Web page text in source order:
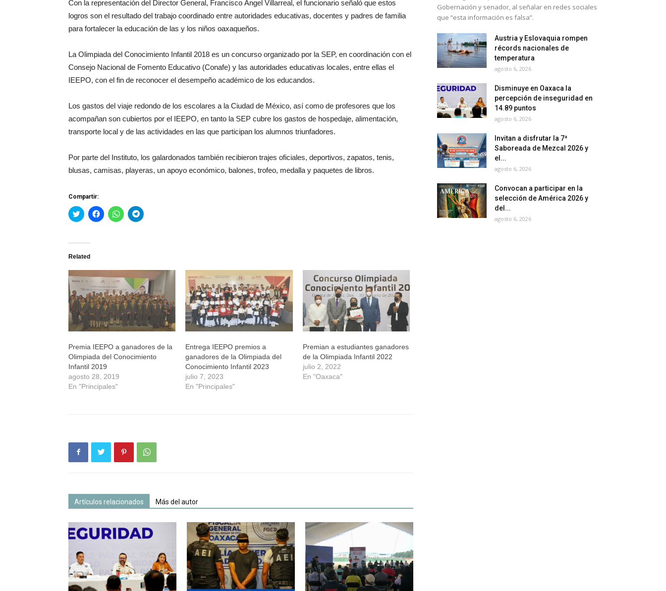
Con la representación del Director General, Francisco Ángel Villarreal, el funcionario señaló que estos
logros son el resultado del trabajo coordinado entre autoridades educativas, docentes y padres de familia
para fortalecer la educación de las y los niños oaxaqueños.
La Olimpiada del Conocimiento Infantil 2018 es un concurso organizado por la SEP, en coordinación con el
Consejo Nacional de Fomento Educativo (Conafe) y las autoridades educativas locales, entre ellas el
IEEPO, con el fin de reconocer el desempeño académico de los educandos.
Los gastos del viaje redondo de los escolares a la Ciudad de México, así como de profesores que los
acompañan son cubiertos por el IEEPO, en tanto la SEP cubre los gastos de hospedaje, alimentación,
transporte local y de las actividades en las que participan los alumnos triunfadores.
Por parte del Instituto, los galardonados también recibieron trajes oficiales, deportivos, zapatos, tenis,
blusas, camisas, playeras, un apoyo económico, balones, trofeo, medalla y paquetes de libros.
Compartir:
Haz
clic
Twitter
abre
una
ventana
nueva)
Haz
clic
una
ventana
nueva)
Haz
clic
una
ventana
nueva)
Haz
clic
una
ventana
nueva)
Related
Premia IEEPO a ganadores de la
Olimpiada del Conocimiento
Infantil 2019
agosto 28, 2019
En "Principales"
Entrega IEEPO premios a
ganadores de la Olimpiada del
Conocimiento Infantil 2023
julio 7, 2023
En "Principales"
Premian a estudiantes ganadores
de la Olimpiada Infantil 2022
julio 2, 2022
En "Oaxaca"
Artículos relacionados Más del autor
Gobernación y senador, al señalar en redes sociales
que “esta información es falsa”.
Austria y Eslovaquia rompen
récords nacionales de
temperatura
agosto 6, 2026
Disminuye en Oaxaca la
percepción de inseguridad en
14.89 puntos
agosto 6, 2026
Invitan a disfrutar la 7ª
Saboreada de Mezcal 2026 y
el...
agosto 6, 2026
Convocan a participar en la
selección de América 2026 y
del...
agosto 6, 2026